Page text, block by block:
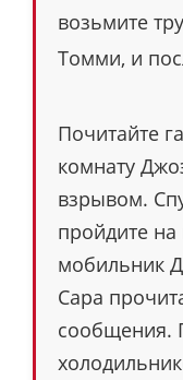
возьмите
Томми, и
Почитайте
комнату
взрывом.
пройдите
мобильник
Сара
сообщения.